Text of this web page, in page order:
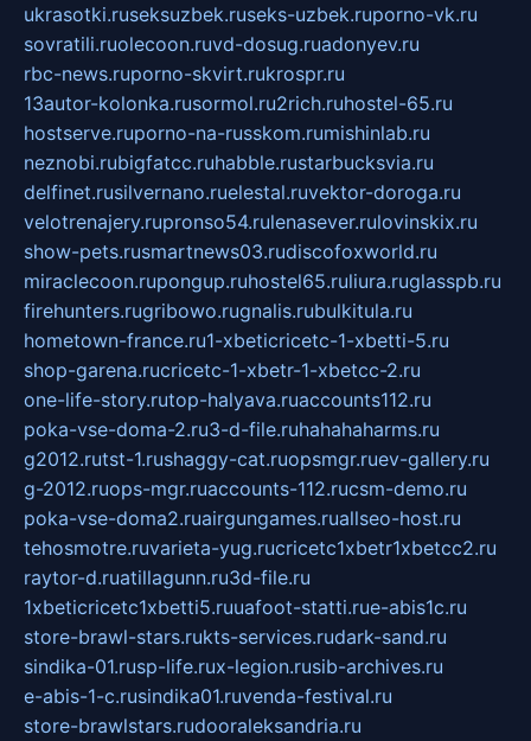
ukrasotki.ruseksuzbek.ruseks-uzbek.ruporno-vk.ru
sovratili.ruolecoon.ruvd-dosug.ruadonyev.ru
rbc-news.ruporno-skvirt.rukrospr.ru
13autor-kolonka.rusormol.ru2rich.ruhostel-65.ru
hostserve.ruporno-na-russkom.rumishinlab.ru
neznobi.rubigfatcc.ruhabble.rustarbucksvia.ru
delfinet.rusilvernano.ruelestal.ruvektor-doroga.ru
velotrenajery.rupronso54.rulenasever.rulovinskix.ru
show-pets.rusmartnews03.rudiscofoxworld.ru
miraclecoon.rupongup.ruhostel65.ruliura.ruglasspb.ru
firehunters.rugribowo.rugnalis.rubulkitula.ru
hometown-france.ru1-xbeticricetc-1-xbetti-5.ru
shop-garena.rucricetc-1-xbetr-1-xbetcc-2.ru
one-life-story.rutop-halyava.ruaccounts112.ru
poka-vse-doma-2.ru3-d-file.ruhahahaharms.ru
g2012.rutst-1.rushaggy-cat.ruopsmgr.ruev-gallery.ru
g-2012.ruops-mgr.ruaccounts-112.rucsm-demo.ru
poka-vse-doma2.ruairgungames.ruallseo-host.ru
tehosmotre.ruvarieta-yug.rucricetc1xbetr1xbetcc2.ru
raytor-d.ruatillagunn.ru3d-file.ru
1xbeticricetc1xbetti5.ruuafoot-statti.rue-abis1c.ru
store-brawl-stars.rukts-services.rudark-sand.ru
sindika-01.rusp-life.rux-legion.rusib-archives.ru
e-abis-1-c.rusindika01.ruvenda-festival.ru
store-brawlstars.rudooraleksandria.ru